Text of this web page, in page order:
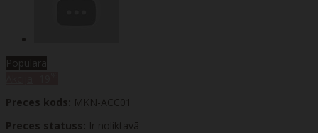
Populāra
Preces kods: MKN-ACC01
Preces statuss: Ir noliktavā